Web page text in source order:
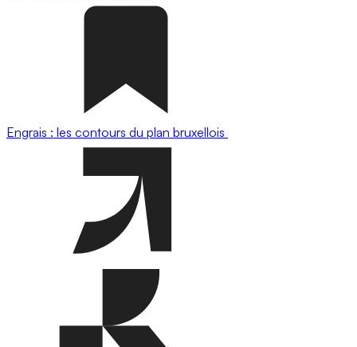
Engrais : les contours du plan bruxellois